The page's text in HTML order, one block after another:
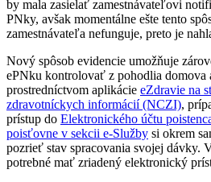
by mala zasielať zamestnávateľovi
PNky, avšak momentálne ešte tento
zamestnávateľa nefunguje, preto je
Nový spôsob evidencie umožňuje
ePNku kontrolovať z pohodlia domova
prostredníctvom aplikácie eZdravie na
zdravotníckych informácií (NCZI),
prístup do Elektronického účtu
poisťovne v sekcii e-Služby si okrem
pozrieť stav spracovania svojej dávky.
potrebné mať zriadený elektronický